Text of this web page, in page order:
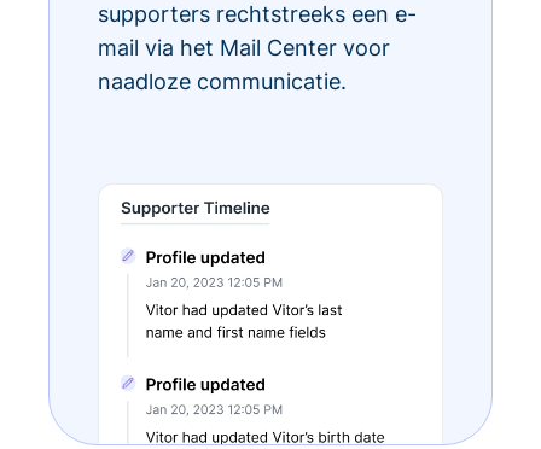
supporters rechtstreeks een e-
mail via het Mail Center voor
naadloze communicatie.